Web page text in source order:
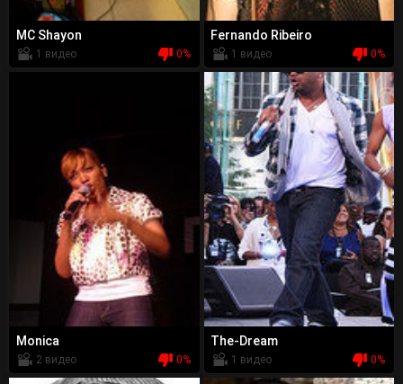
MC Shayon
1 видео 0%
Fernando Ribeiro
1 видео 0%
Monica
2 видео 0%
The-Dream
1 видео 0%